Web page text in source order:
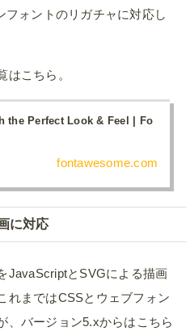
ォントのリガチャに対応し
こちら。
the Perfect Look & Feel | Fo
fontawesome.com
に対応
JavaScriptとSVGによる描画
れまではCSSとウェブフォン
、バージョン5.xからはこちら